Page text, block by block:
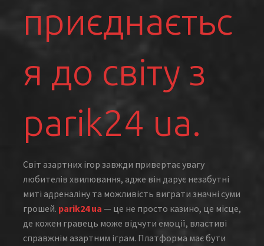
приєднаєтьс
я до світу з
parik24 ua.
Світ азартних ігор завжди привертає увагу
любителів хвилювання, адже він дарує незабутні
миті адреналіну та можливість виграти значні суми
грошей. parik24 ua — це не просто казино, це місце,
де кожен гравець може відчути емоції, властиві
справжнім азартним іграм. Платформа має бути